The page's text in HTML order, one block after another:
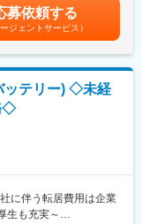
、コロナ禍においても
規模、27,000名以上
ア定着率は92％以上で
います。
から、ライフイベント
対応可能。転居費用に
リアを重視した空気
配属。今後の需要から
強中。
属、現在はフィールド
ますが全社月平均残業
り、定期的な面談な
性があります。月給(月
募依頼する
ージェントサービス）
ッテリー) ◇未経
◇
に伴う転居費用は企業
生も充実～